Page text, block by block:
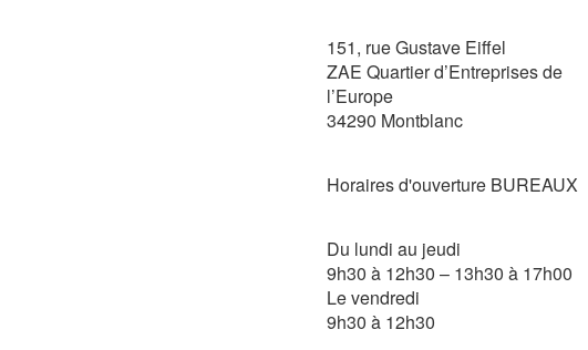
151, rue Gustave Eiffel
ZAE Quartier d’Entreprises de
l’Europe
34290 Montblanc
Horaires d'ouverture BUREAUX
Du lundi au jeudi
9h30 à 12h30 – 13h30 à 17h00
Le vendredi
9h30 à 12h30